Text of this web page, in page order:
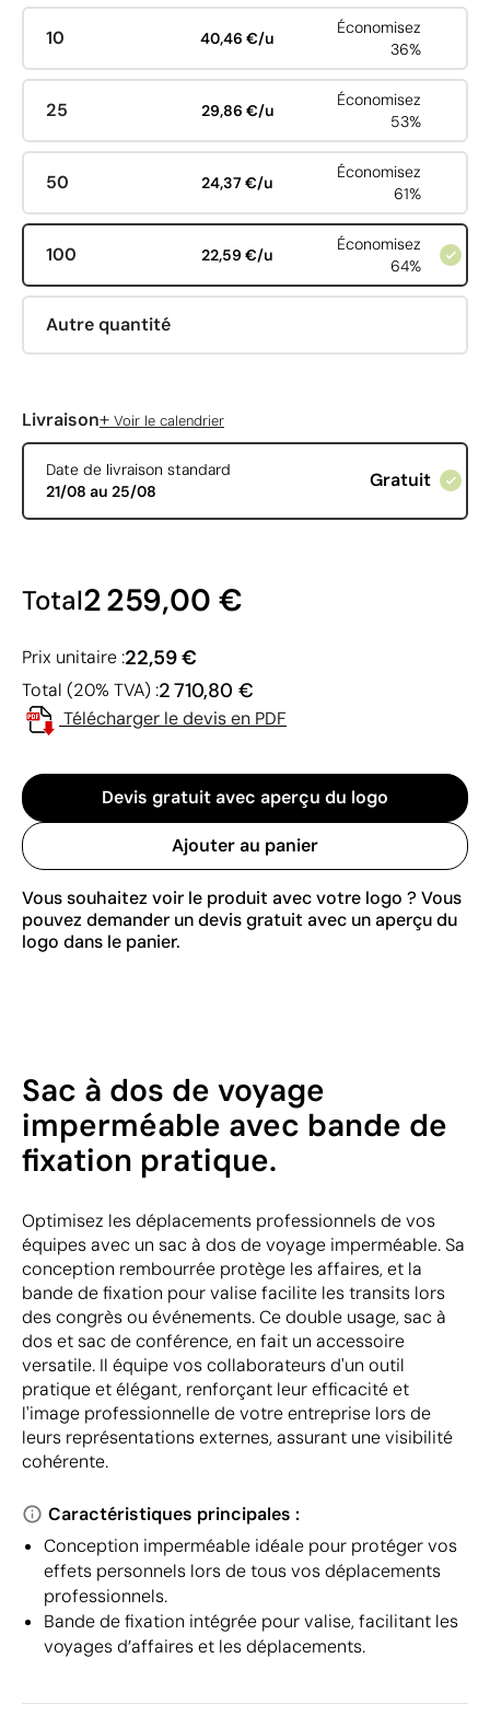
10 40,46 €/u
Économisez
36%
25 29,86 €/u
Économisez
53%
50 24,37 €/u
Économisez
61%
100 22,59 €/u
Économisez
64%
Autre quantité
Livraison+ Voir le calendrier
Date de livraison standard
21/08 au 25/08
Gratuit
Total2 259,00 €
Prix unitaire :22,59 €
Total (20% TVA) :2 710,80 €
Télécharger le devis en PDF
Devis gratuit avec aperçu du logo
Ajouter au panier
Vous souhaitez voir le produit avec votre logo ? Vous
pouvez demander un devis gratuit avec un aperçu du
logo dans le panier.
Sac à dos de voyage
imperméable avec bande de
fixation pratique.
Optimisez les déplacements professionnels de vos
équipes avec un sac à dos de voyage imperméable. Sa
conception rembourrée protège les affaires, et la
bande de fixation pour valise facilite les transits lors
des congrès ou événements. Ce double usage, sac à
dos et sac de conférence, en fait un accessoire
versatile. Il équipe vos collaborateurs d'un outil
pratique et élégant, renforçant leur efficacité et
l'image professionnelle de votre entreprise lors de
leurs représentations externes, assurant une visibilité
cohérente.
Caractéristiques principales :
Conception imperméable idéale pour protéger vos
effets personnels lors de tous vos déplacements
professionnels.
Bande de fixation intégrée pour valise, facilitant les
voyages d’affaires et les déplacements.